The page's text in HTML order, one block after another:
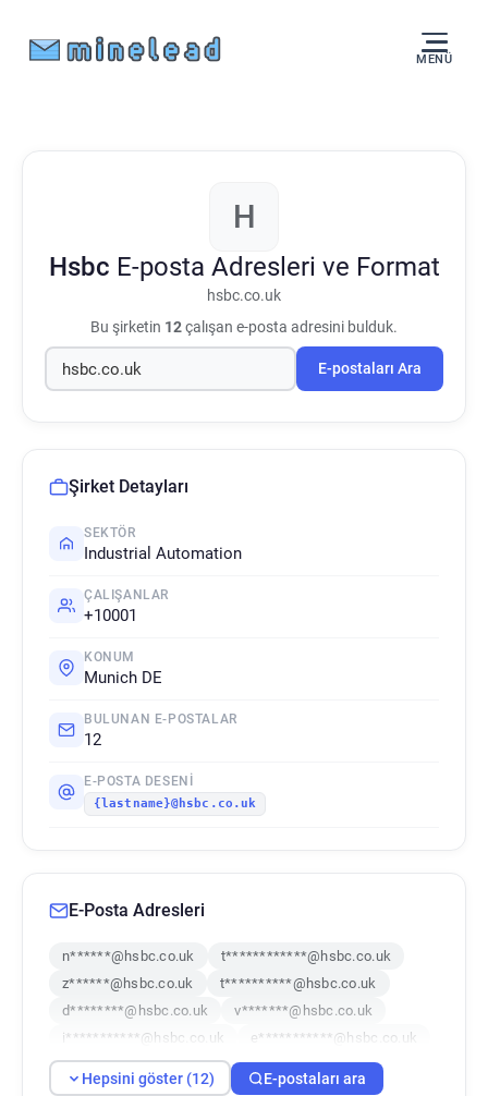
MENÜ
H
Hsbc E-posta Adresleri ve Format
hsbc.co.uk
Bu şirketin 12çalışan e-posta adresini bulduk.
E-postaları Ara
Şirket Detayları
SEKTÖR
Industrial Automation
ÇALIŞANLAR
+10001
KONUM
Munich DE
BULUNAN E-POSTALAR
12
E-POSTA DESENI
{lastname}@hsbc.co.uk
E-Posta Adresleri
n******@hsbc.co.uk
t************@hsbc.co.uk
z******@hsbc.co.uk
t**********@hsbc.co.uk
d********@hsbc.co.uk
v*******@hsbc.co.uk
i***********@hsbc.co.uk
e***********@hsbc.co.uk
n******@hsbc.co.uk
x**********@hsbc.co.uk
r************@hsbc.co.uk
e***********@hsbc.co.uk
Hepsini göster (12) E-postaları ara